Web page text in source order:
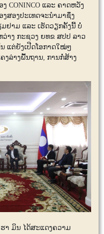
CONINCO ແລະ ຄາດຫວັງ
ສອງປະເທດຈະນຳມາຊຶ່ງ
ຢາມ ແລະ ເຮັດວຽກຄັ້ງນີ້ ບໍ່
າງ ກະຊວງ ຍທຂ ສປປ ລາວ
ແຕ່ຍັງເປີດໂອກາດໃໝ່ໆ
ງລ່າງພື້ນຖານ, ການກໍ່ສ້າງ
າ ມິນ ໄດ້ສະແດງຄວາມ